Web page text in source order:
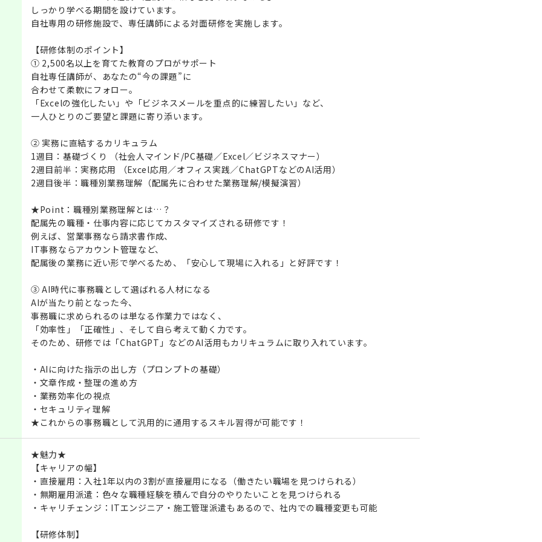
しっかり学べる期間を設けています。
自社専用の研修施設で、専任講師による対面研修を実施します。
【研修体制のポイント】
① 2,500名以上を育てた教育のプロがサポート
自社専任講師が、あなたの“今の課題”に
合わせて柔軟にフォロー。
「Excelの強化したい」や「ビジネスメールを重点的に練習したい」など、
一人ひとりのご要望と課題に寄り添います。
② 実務に直結するカリキュラム
1週目：基礎づくり （社会人マインド/PC基礎／Excel／ビジネスマナー）
2週目前半：実務応用 （Excel応用／オフィス実践／ChatGPTなどのAI活用）
2週目後半：職種別業務理解（配属先に合わせた業務理解/模擬演習）
★Point：職種別業務理解とは…？
配属先の職種・仕事内容に応じてカスタマイズされる研修です！
例えば、営業事務なら請求書作成、
IT事務ならアカウント管理など、
配属後の業務に近い形で学べるため、「安心して現場に入れる」と好評です！
③ AI時代に事務職として選ばれる人材になる
AIが当たり前となった今、
事務職に求められるのは単なる作業力ではなく、
「効率性」「正確性」、そして自ら考えて動く力です。
そのため、研修では「ChatGPT」などのAI活用もカリキュラムに取り入れています。
・AIに向けた指示の出し方（プロンプトの基礎）
・文章作成・整理の進め方
・業務効率化の視点
・セキュリティ理解
★これからの事務職として汎用的に通用するスキル習得が可能です！
★魅力★
【キャリアの幅】
・直接雇用：入社1年以内の3割が直接雇用になる（働きたい職場を見つけられる）
・無期雇用派遣：色々な職種経験を積んで自分のやりたいことを見つけられる
・キャリチェンジ：ITエンジニア・施工管理派遣もあるので、社内での職種変更も可能
【研修体制】